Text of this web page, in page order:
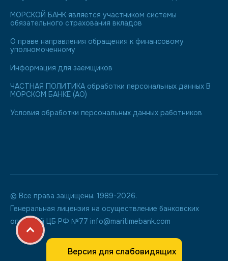
МОРСКОЙ БАНК является участником системы
обязательного страхования вкладов
О праве направления обращения к финансовому
уполномоченному
Информация для заемщиков
ЧАСТНАЯ ПОЛИТИКА обработки персональных данных В
МОРСКОМ БАНКЕ (АО)
Условия обработки персональных данных работников
© Все права защищены. 1989-2026.
Генеральная лицензия на осуществление банковских
операций ЦБ РФ №77 info@maritimebank.com
Версия для слабовидящих